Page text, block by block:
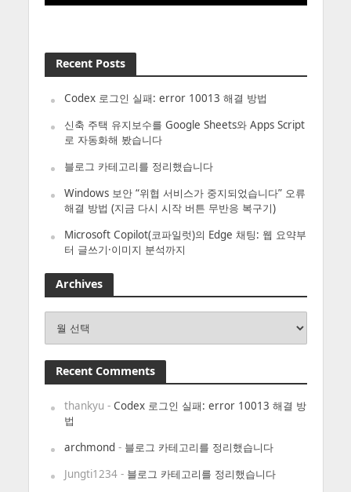
Recent Posts
Codex 로그인 실패: error 10013 해결 방법
신축 주택 유지보수를 Google Sheets와 Apps Script
로 자동화해 봤습니다
블로그 카테고리를 정리했습니다
Windows 보안 “위협 서비스가 중지되었습니다” 오류
해결 방법 (지금 다시 시작 버튼 무반응 복구기)
Microsoft Copilot(코파일럿)의 Edge 채팅: 웹 요약부
터 글쓰기·이미지 분석까지
Archives
Recent Comments
thankyu - Codex 로그인 실패: error 10013 해결 방
법
archmond- 블로그 카테고리를 정리했습니다
Jungti1234- 블로그 카테고리를 정리했습니다